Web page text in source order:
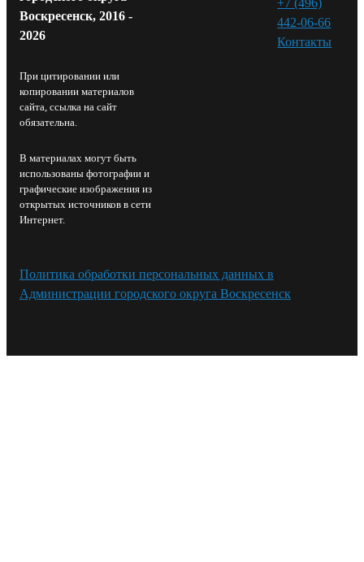
Воскресенск, 2016 -
2026
При цитировании или
копировании материалов
сайта, ссылка на сайт
обязательна.
В материалах могут быть
использованы фотографии и
графические изображения из
открытых источников в сети
Интернет.
442-06-66
Контакты⁠
Политика обработки персональных данных в
Администрации городского округа Воскресенск